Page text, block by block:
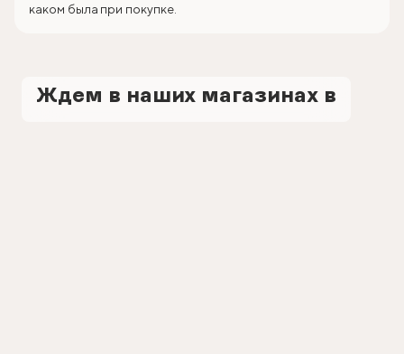
каком была при покупке.
Ждем в наших магазинах в